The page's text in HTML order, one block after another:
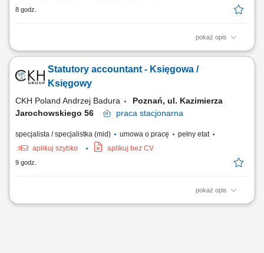
8 godz.
pokaż opis
Opis stanowiska prowadzenie bieżącej ewidencji księgowej oraz
dekretowanie i księgowanie faktur zakupu, sprzedaży oraz dokumentów
wewnętrznych, kontrolowanie poprawności zapisów księgowych i
Statutory accountant - Księgowa /
Księgowy
CKH Poland Andrzej Badura
Poznań, ul. Kazimierza
Jarochowskiego 56
praca stacjonarna
specjalista / specjalistka (mid) umowa o pracę
pełny etat
aplikuj szybko
aplikuj bez CV
9 godz.
pokaż opis
Zakres obowiązków: Sporządzaniu rozliczeń VAT, Przygotowywanie